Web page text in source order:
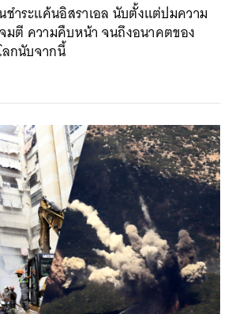
ำระแค้นอิสราเอล นับตั้งแต่ปมความ
มตี ความคืบหน้า จนถึงอนาคตของ
กนับจากนี้